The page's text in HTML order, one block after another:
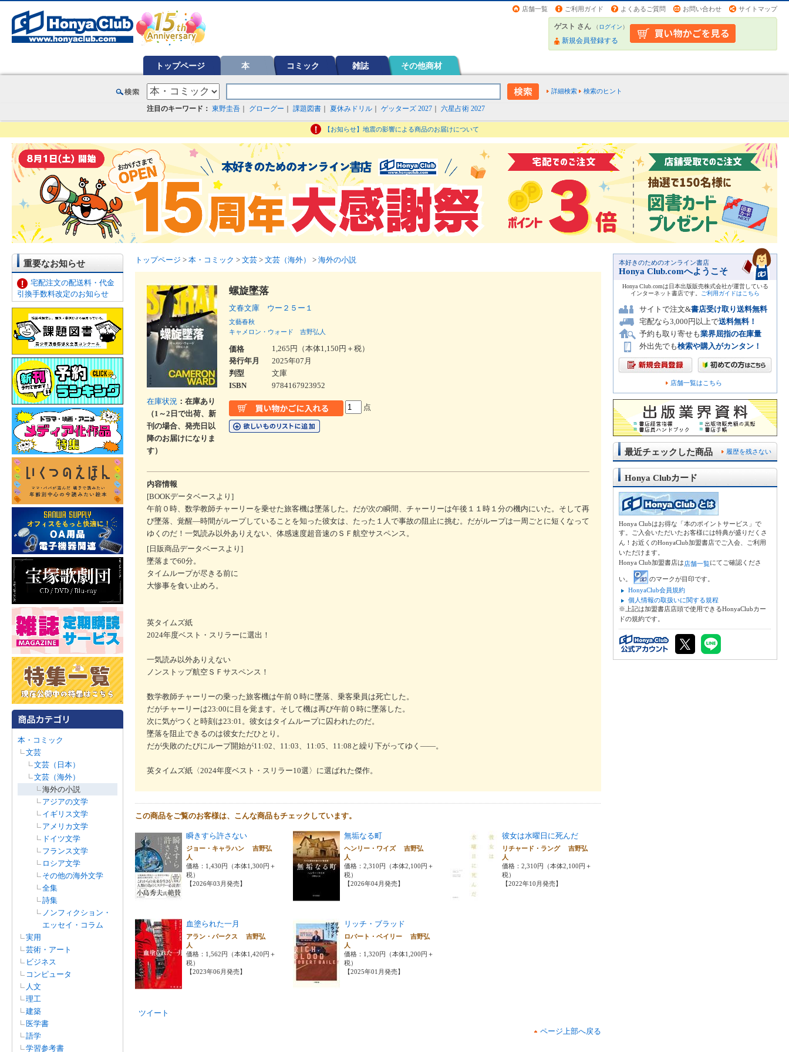
店舗一覧 ご利用ガイド よくあるご質問 お問い合わせ サイトマップ
ゲスト さん （ログイン）
新規会員登録する
トップページ 本 コミック 雑誌 その他商材
詳細検索 検索のヒント
注目のキーワード： 東野圭吾 グローグー 課題図書 夏休みドリル ゲッターズ 2027 六星占術 2027
【お知らせ】地震の影響による商品のお届けについて
重要なお知らせ
宅配注文の配送料・代金
引換手数料改定のお知らせ
本・コミック
文芸
文芸（日本）
文芸（海外）
海外の小説
アジアの文学
イギリス文学
アメリカ文学
ドイツ文学
フランス文学
ロシア文学
その他の海外文学
全集
詩集
ノンフィクション・
エッセイ・コラム
実用
芸術・アート
ビジネス
コンピュータ
人文
理工
建築
医学書
語学
学習参考書
トップページ > 本・コミック > 文芸 > 文芸（海外） > 海外の小説
在庫状況 ：在庫あり
（1～2日で出荷、新
刊の場合、発売日以
降のお届けになりま
す）
螺旋墜落
文春文庫 ウー２５ー１
文藝春秋
キャメロン・ウォード
吉野弘人
価格
1,265円（本体1,150円＋税）
発行年月
2025年07月
判型
文庫
ISBN
9784167923952
点
内容情報
[BOOKデータベースより]
午前０時、数学教師チャーリーを乗せた旅客機は墜落した。だが次の瞬間、チャーリーは午後１１時１分の機内にいた。そして再
び墜落、覚醒―時間がループしていることを知った彼女は、たった１人で事故の阻止に挑む。だがループは一周ごとに短くなって
ゆくのだ！一気読み以外ありえない、体感速度超音速のＳＦ航空サスペンス。
[日販商品データベースより]
墜落まで60分。
タイムループが尽きる前に
大惨事を食い止めろ。
英タイムズ紙
2024年度ベスト・スリラーに選出！
一気読み以外ありえない
ノンストップ航空ＳＦサスペンス！
数学教師チャーリーの乗った旅客機は午前０時に墜落、乗客乗員は死亡した。
だがチャーリーは23:00に目を覚ます。そして機は再び午前０時に墜落した。
次に気がつくと時刻は23:01。彼女はタイムループに囚われたのだ。
墜落を阻止できるのは彼女ただひとり。
だが失敗のたびにループ開始が11:02、11:03、11:05、11:08と繰り下がってゆく――。
英タイムズ紙〈2024年度ベスト・スリラー10選〉に選ばれた傑作。
この商品をご覧のお客様は、こんな商品もチェックしています。
瞬きすら許さない
ジョー・キャラハン 吉野弘
人
価格：1,430円（本体1,300円＋
税）
【2026年03月発売】
無垢なる町
ヘンリー・ワイズ 吉野弘
人
価格：2,310円（本体2,100円＋
税）
【2026年04月発売】
彼女は水曜日に死んだ
リチャード・ラング 吉野弘
人
価格：2,310円（本体2,100円＋
税）
【2022年10月発売】
血塗られた一月
アラン・パークス 吉野弘
人
価格：1,562円（本体1,420円＋
税）
【2023年06月発売】
リッチ・ブラッド
ロバート・ベイリー 吉野弘
人
価格：1,320円（本体1,200円＋
税）
【2025年01月発売】
ツイート
ページ上部へ戻る
本好きのためのオンライン書店
Honya Club.comへようこそ
Honya Club.comは日本出版販売株式会社が運営している
インターネット書店です。
ご利用ガイドはこちら
サイトで注文&書店受け取り送料無料
宅配なら3,000円以上で送料無料！
予約も取り寄せも業界屈指の在庫量
外出先でも検索や購入がカンタン！
店舗一覧はこちら
履歴を残さない
最近チェックした商品
Honya Clubカード
Honya Clubはお得な「本のポイントサービス」で
す。ご入会いただいたお客様には特典が盛りだくさ
ん！お近くのHonyaClub加盟書店でご入会、ご利用
いただけます。
Honya Club加盟書店は店舗一覧にてご確認くださ
い。
のマークが目印です。
HonyaClub会員規約
個人情報の取扱いに関する規程
※上記は加盟書店店頭で使用できるHonyaClubカー
ドの規約です。